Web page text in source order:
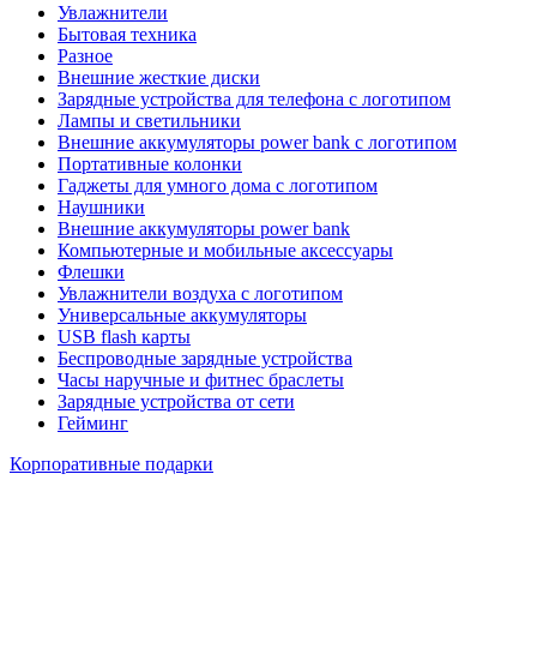
Увлажнители
Бытовая техника
Разное
Внешние жесткие диски
Зарядные устройства для телефона с логотипом
Лампы и светильники
Внешние аккумуляторы power bank с логотипом
Портативные колонки
Гаджеты для умного дома с логотипом
Наушники
Внешние аккумуляторы power bank
Компьютерные и мобильные аксессуары
Флешки
Увлажнители воздуха с логотипом
Универсальные аккумуляторы
USB flash карты
Беспроводные зарядные устройства
Часы наручные и фитнес браслеты
Зарядные устройства от сети
Гейминг
Корпоративные подарки